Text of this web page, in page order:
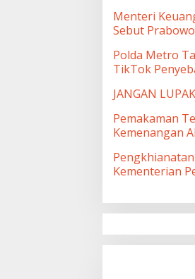
Menteri
Sebut
Polda Metro
TikTok
JANGAN
Pemakaman
Kemenangan
Kementerian